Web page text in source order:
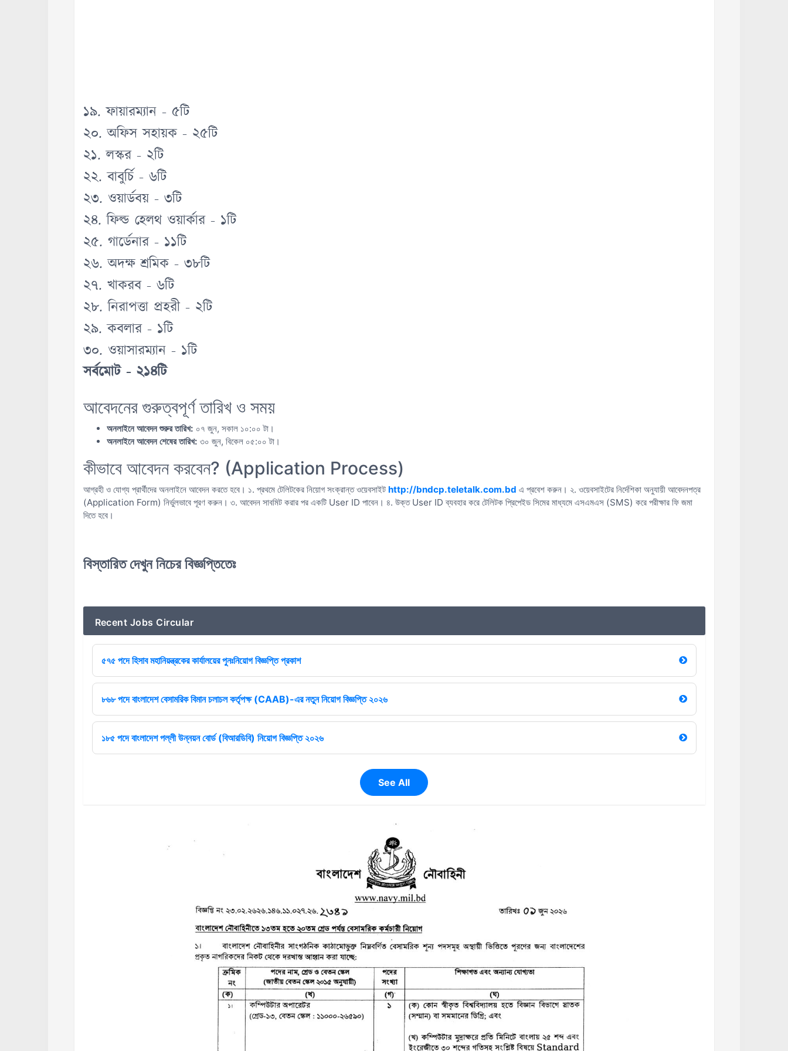
১৯. ফায়ারম্যান - ৫টি
২০. অফিস সহায়ক - ২৫টি
২১. লস্কর - ২টি
২২. বাবুর্চি - ৬টি
২৩. ওয়ার্ডবয় - ৩টি
২৪. ফিল্ড হেলথ ওয়ার্কার - ১টি
২৫. গার্ডেনার - ১১টি
২৬. অদক্ষ শ্রমিক - ৩৮টি
২৭. খাকরব - ৬টি
২৮. নিরাপত্তা প্রহরী - ২টি
২৯. কবলার - ১টি
৩০. ওয়াসারম্যান - ১টি
সর্বমোট - ২১৪টি
আবেদনের গুরুত্বপূর্ণ তারিখ ও সময়
অনলাইনে আবেদন শুরুর তারিখ: ০৭ জুন, সকাল ১০:০০ টা।
অনলাইনে আবেদন শেষের তারিখ: ৩০ জুন, বিকেল ০৫:০০ টা।
কীভাবে আবেদন করবেন? (Application Process)
আগ্রহী ও যোগ্য প্রার্থীদের অনলাইনে আবেদন করতে হবে। ১. প্রথমে টেলিটকের নিয়োগ সংক্রান্ত ওয়েবসাইট http://bndcp.teletalk.com.bd এ প্রবেশ করুন। ২. ওয়েবসাইটের নির্দেশিকা অনুযায়ী আবেদনপত্র
(Application Form) নির্ভুলভাবে পূরণ করুন। ৩. আবেদন সাবমিট করার পর একটি User ID পাবেন। ৪. উক্ত User ID ব্যবহার করে টেলিটক প্রিপেইড সিমের মাধ্যমে এসএমএস (SMS) করে পরীক্ষার ফি জমা
দিতে হবে।
বিস্তারিত দেখুন নিচের বিজ্ঞপ্তিতেঃ
Recent Jobs Circular
৫৭৫ পদে হিসাব মহানিয়ন্ত্রকের কার্যালয়ের পুনঃনিয়োগ বিজ্ঞপ্তি প্রকাশ
৮৬৮ পদে বাংলাদেশ বেসামরিক বিমান চলাচল কর্তৃপক্ষ (CAAB)-এর নতুন নিয়োগ বিজ্ঞপ্তি ২০২৬
১৮৫ পদে বাংলাদেশ পল্লী উন্নয়ন বোর্ড (বিআরডিবি) নিয়োগ বিজ্ঞপ্তি ২০২৬
See All